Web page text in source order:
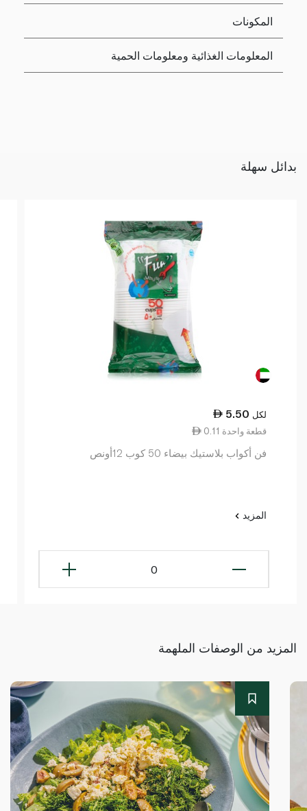
المكونات
المعلومات الغذائية ومعلومات الحمية
بدائل سهلة
5.50 لكل
0.11 قطعة واحدة
فن أكواب بلاستيك بيضاء 50 كوب 12أونص
المزيد
0
المزيد من الوصفات الملهمة